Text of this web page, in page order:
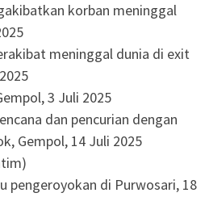
korban meninggal
meninggal dunia di exit
3 Juli 2025
dan pencurian dengan
Gempol, 14 Juli 2025
pengeroyokan di Purwosari, 18